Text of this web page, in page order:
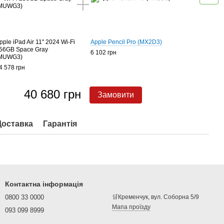
iPad Air 11'' 2024 Wi-Fi
Space Gray
578 грн
Apple Pencil Pro (MX2D3)
6 102 грн
40 680 грн Замовити
Гарантія
Контактна інформація
0800 33 0000
093 099 8999
🛒Кременчук, вул. Соборна 5/9
Мапа проїзду